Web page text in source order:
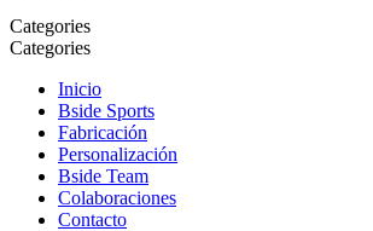
Categories
Categories
Inicio
Bside Sports
Fabricación
Personalización
Bside Team
Colaboraciones
Contacto